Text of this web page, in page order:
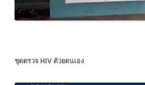
ชุดตรวจ HIV ด้วยตนเอง